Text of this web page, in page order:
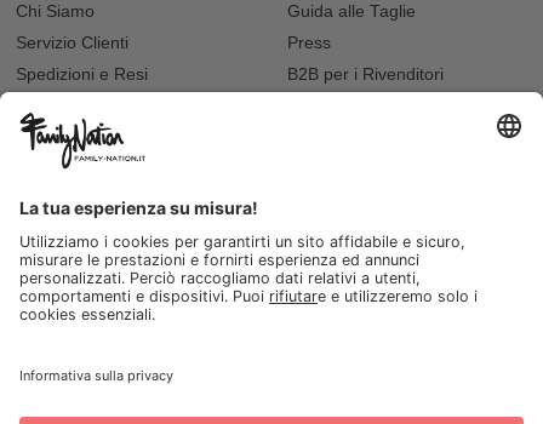
Chi Siamo
Servizio Clienti
Spedizioni e Resi
Recupero password?
Lista regalo e nascita
Guida alle Taglie
Press
B2B per i Rivenditori